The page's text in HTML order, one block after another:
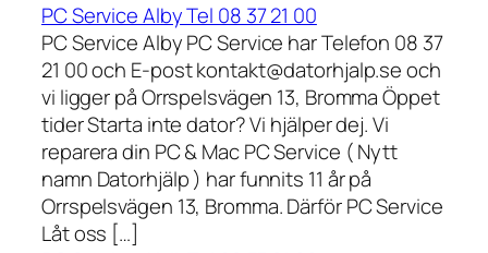
PC Service Alby Tel 08 37 21 00
PC Service Alby PC Service har Telefon 08 37
21 00 och E-post kontakt@datorhjalp.se och
vi ligger på Orrspelsvägen 13, Bromma Öppet
tider Starta inte dator? Vi hjälper dej. Vi
reparera din PC & Mac PC Service ( Nytt
namn Datorhjälp ) har funnits 11 år på
Orrspelsvägen 13, Bromma. Därför PC Service
Låt oss […]